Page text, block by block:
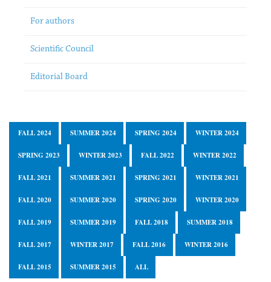
For authors
Scientific Council
Editorial Board
FALL 2024 SUMMER 2024 SPRING 2024 WINTER 2024
SPRING 2023 WINTER 2023 FALL 2022 WINTER 2022
FALL 2021 SUMMER 2021 SPRING 2021 WINTER 2021
FALL 2020 SUMMER 2020 SPRING 2020 WINTER 2020
FALL 2019 SUMMER 2019 FALL 2018 SUMMER 2018
FALL 2017 WINTER 2017 FALL 2016 WINTER 2016
FALL 2015 SUMMER 2015 ALL